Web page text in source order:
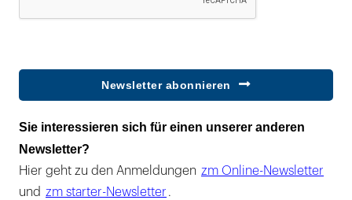
Newsletter abonnieren
Sie interessieren sich für einen unserer anderen
Newsletter?
Hier geht zu den Anmeldungen zm Online-Newsletter
und zm starter-Newsletter .